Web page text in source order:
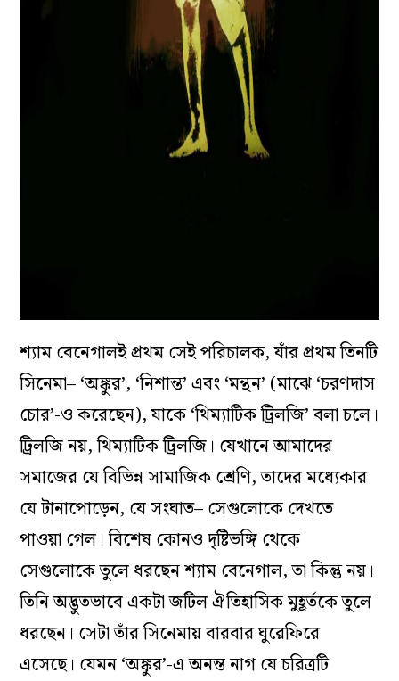
শ্যাম বেনেগালই প্রথম সেই পরিচালক, যাঁর প্রথম তিনটি
সিনেমা– ‘অঙ্কুর’, ‘নিশান্ত’ এবং ‘মন্থন’ (মাঝে ‘চরণদাস
চোর’-ও করেছেন), যাকে ‘থিম্যাটিক ট্রিলজি’ বলা চলে।
ট্রিলজি নয়, থিম্যাটিক ট্রিলজি। যেখানে আমাদের
সমাজের যে বিভিন্ন সামাজিক শ্রেণি, তাদের মধ্যেকার
যে টানাপোড়েন, যে সংঘাত– সেগুলোকে দেখতে
পাওয়া গেল। বিশেষ কোনও দৃষ্টিভঙ্গি থেকে
সেগুলোকে তুলে ধরছেন শ্যাম বেনেগাল, তা কিন্তু নয়।
তিনি অদ্ভুতভাবে একটা জটিল ঐতিহাসিক মুহূর্তকে তুলে
ধরছেন। সেটা তাঁর সিনেমায় বারবার ঘুরেফিরে
এসেছে। যেমন ‘অঙ্কুর’-এ অনন্ত নাগ যে চরিত্রটি